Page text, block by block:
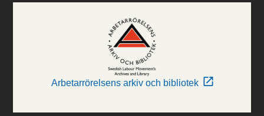
Arbetarrörelsens arkiv och bibliotek